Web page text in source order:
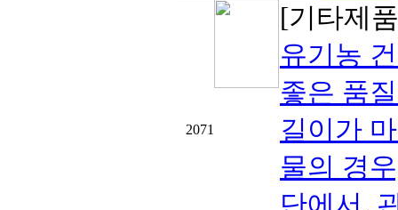
2071
[기타제
유기농
좋은 품
길이가
물의 경